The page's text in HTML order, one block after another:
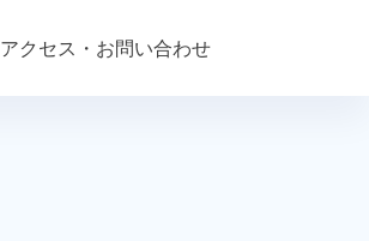
アクセス・お問い合わせ